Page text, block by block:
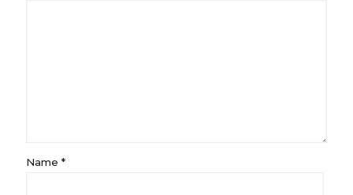
Name *